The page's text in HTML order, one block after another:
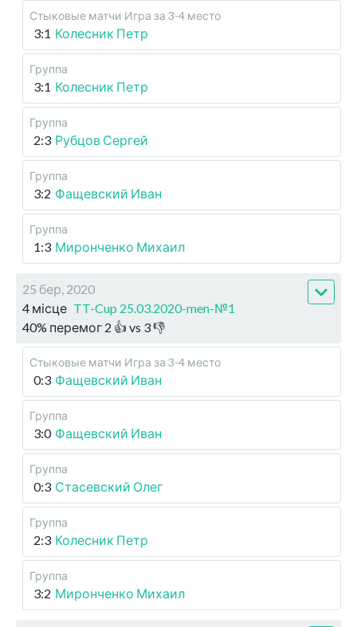
Стыковые матчи Игра за 3-4 место
3:1 Колесник Петр
Группа
3:1 Колесник Петр
Группа
2:3 Рубцов Сергей
Группа
3:2 Фащевский Иван
Группа
1:3 Миронченко Михаил
25 бер, 2020
4 місце TT-Cup 25.03.2020-men-№1
40% перемог 2 👍 vs 3👎
Стыковые матчи Игра за 3-4 место
0:3 Фащевский Иван
Группа
3:0 Фащевский Иван
Группа
0:3 Стасевский Олег
Группа
2:3 Колесник Петр
Группа
3:2 Миронченко Михаил